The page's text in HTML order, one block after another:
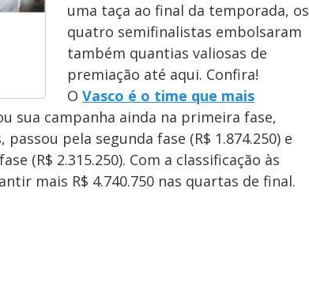
uma taça ao final da temporada, os
quatro semifinalistas embolsaram
também quantias valiosas de
premiação até aqui. Confira!
O Vasco é o time que mais
sua campanha ainda na primeira fase,
pela segunda fase (R$ 1.874.250) e
(R$ 2.315.250). Com a classificação às
mais R$ 4.740.750 nas quartas de final.